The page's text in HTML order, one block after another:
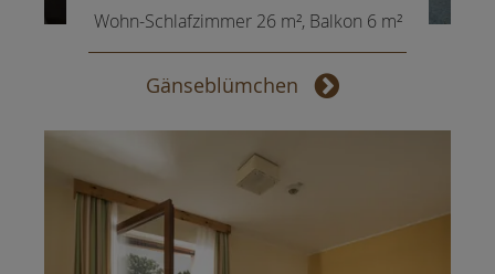
Wohn-Schlafzimmer 26 m², Balkon 6 m²
Gänseblümchen